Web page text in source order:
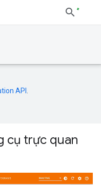
API
cụ trực quan